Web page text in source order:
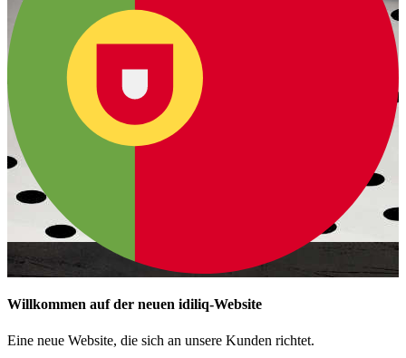
Willkommen auf der neuen idiliq-Website
Eine neue Website, die sich an unsere Kunden richtet.